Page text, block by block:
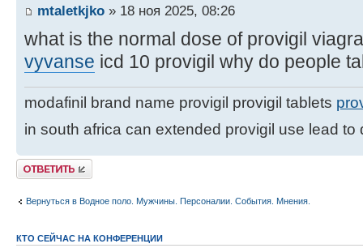
mtaletkjko » 18 ноя 2025, 08:26
what is the normal dose of provigil
vyvanse icd 10 provigil why do people
modafinil brand name provigil provigil tablets
in south africa can extended provigil use lead to
Ответить
Вернуться в Водное поло. Мужчины. Персоналии. События. Мнения.
КТО СЕЙЧАС НА КОНФЕРЕНЦИИ